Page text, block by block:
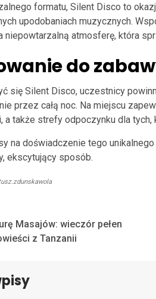
formatu, Silent Disco to
upodobaniach muzycznych.
niepowtarzalną atmosferę, która
do
się Silent Disco, uczestnicy
przez całą noc. Na miejscu
a także strefy odpoczynku dla
na doświadczenie tego
ekscytujący sposób.
Masajów: wieczór pełen
z Tanzanii